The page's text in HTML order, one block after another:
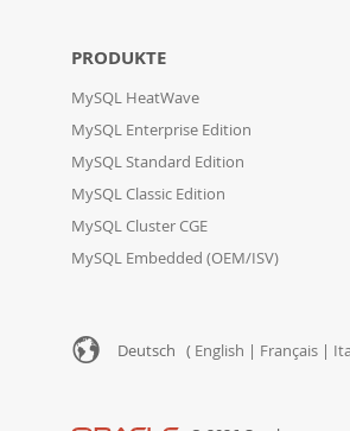
PRODUKTE
MySQL HeatWave
MySQL Enterprise Edition
MySQL Standard Edition
MySQL Classic Edition
MySQL Cluster CGE
MySQL Embedded (OEM/ISV)
Deutsch ( English | Français |